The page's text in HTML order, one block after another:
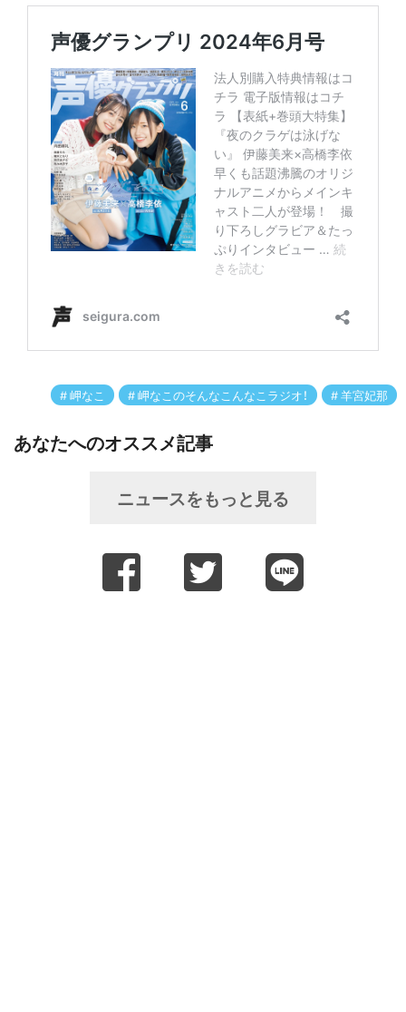
岬なこ 岬なこのそんなこんなこラジオ！ 羊宮妃那
あなたへのオススメ記事
ニュースをもっと見る